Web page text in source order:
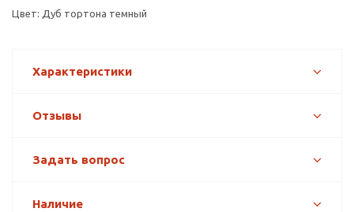
Цвет: Дуб тортона темный
Характеристики
Отзывы
Задать вопрос
Наличие